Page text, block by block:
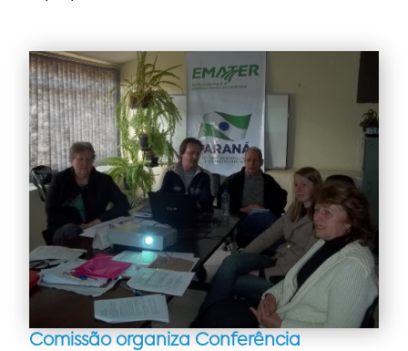
Comissão organiza Conferência